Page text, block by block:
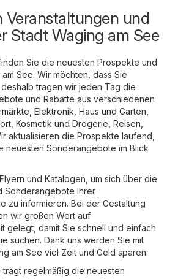
Veranstaltungen und
Stadt Waging am See
Sie die neuesten Prospekte und
See. Wir möchten, dass Sie
tragen wir jeden Tag die
und Rabatte aus verschiedenen
Elektronik Haus und Garten
Kosmetik und Drogerie Reisen
aktualisieren die Prospekte laufend,
neuesten Sonderangebote im Blick
und Katalogen, um sich über die
Sonderangebote Ihrer
zu informieren. Bei der Gestaltung
wir großen Wert auf
gelegt, damit Sie schnell und einfach
suchen. Dank uns werden Sie mit
am See viel Zeit und Geld sparen.
regelmäßig die neuesten